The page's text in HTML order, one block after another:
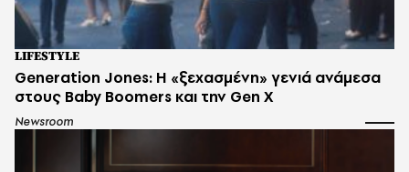
LIFESTYLE
Generation Jones: Η «ξεχασμένη» γενιά ανάμεσα
στους Baby Boomers και την Gen X
Newsroom